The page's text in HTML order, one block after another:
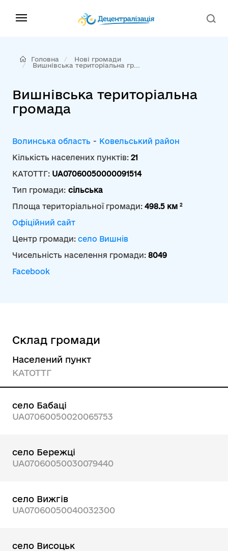
Головна
Нові громади
Вишнівська територіальна гр...
Вишнівська територіальна
громада
Волинська область - Ковельський район
Кількість населених пунктів: 21
КАТОТТГ: UA07060050000091514
Тип громади: сільська
Площа територіальної громади: 498.5 км 2
Офіційний сайт
Центр громади: село Вишнів
Чисельність населення громади: 8049
Facebook
Склад громади
Населений пункт
КАТОТТГ
село Бабаці
UA07060050020065753
село Бережці
UA07060050030079440
село Вижгів
UA07060050040032300
село Висоцьк